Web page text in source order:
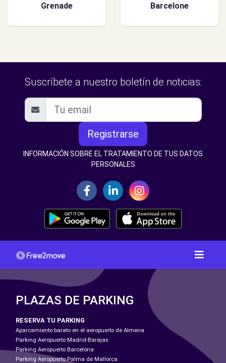
Grenade Barcelone
Suscríbete a nuestro boletín de noticias:
Registrarse
INFORMACIÓN SOBRE EL TRATAMIENTO DE TUS DATOS
PERSONALES
PLAZAS DE PARKING
RESERVA TU PARKING
Aparcamiento barato en el aeropuerto de Almeria
Parking Aeropuerto Madrid-Barajas
Parking Aeropuerto Barcelona
Parking Aeropuerto Palma de Mallorca